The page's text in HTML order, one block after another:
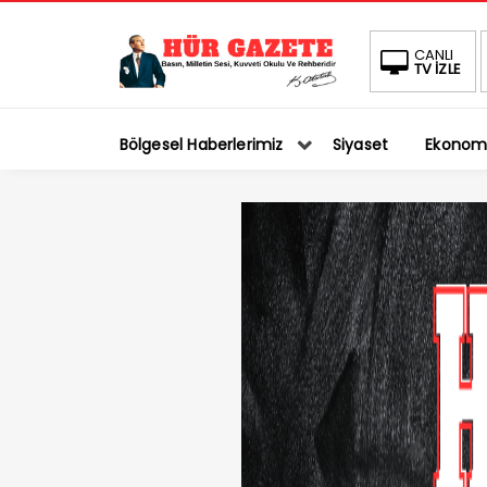
CANLI
TV İZLE
Bölgesel Haberlerimiz Siyaset